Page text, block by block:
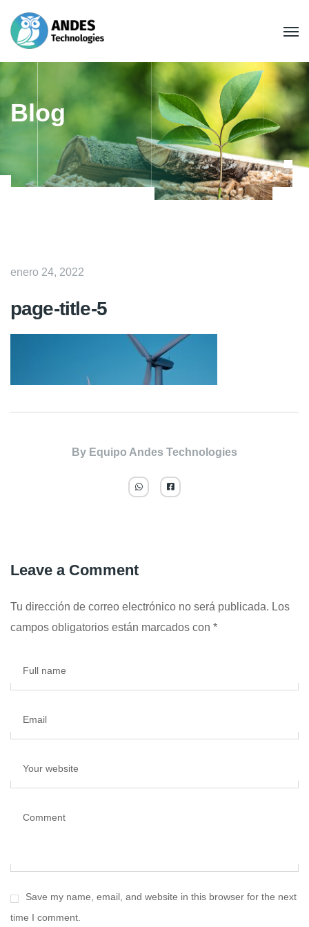
Blog
enero 24, 2022
page-title-5
By Equipo Andes Technologies
Leave a Comment
Tu dirección de correo electrónico no será publicada. Los
campos obligatorios están marcados con *
Full name
Email
Your website
Comment
Save my name, email, and website in this browser for the next
time I comment.